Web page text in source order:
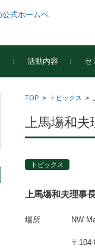
活動内容 セ
TOP> トピックス >
上馬塲和
トピックス
上馬塲和夫理事
場所 NW
〒104-